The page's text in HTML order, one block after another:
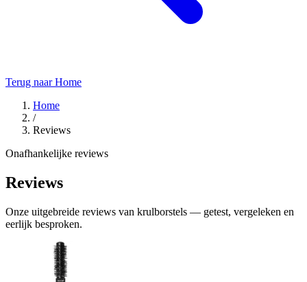
Terug naar Home
Home
/
Reviews
Onafhankelijke reviews
Reviews
Onze uitgebreide reviews van krulborstels — getest, vergeleken en
eerlijk besproken.